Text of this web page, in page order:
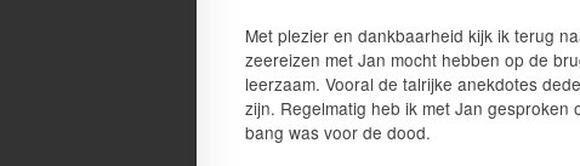
Met plezier en dankbaarheid kijk ik terug
zeereizen met Jan mocht hebben op de
leerzaam. Vooral de talrijke anekdotes
zijn. Regelmatig heb ik met Jan gesproken
bang was voor de dood.